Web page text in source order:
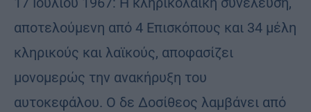
αποτελούμενη από 4 Επισκόπους και 34 μέλη
κληρικούς και λαϊκούς, αποφασίζει
μονομερώς την ανακήρυξη του
αυτοκεφάλου. Ο δε Δοσίθεος λαμβάνει από